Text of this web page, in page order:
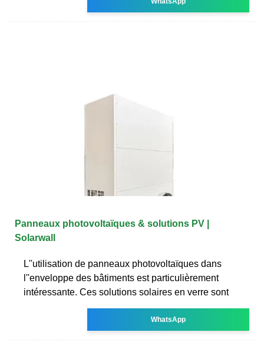
Panneaux photovoltaïques & solutions PV |
Solarwall
L''utilisation de panneaux photovoltaïques dans
l''enveloppe des bâtiments est particulièrement
intéressante. Ces solutions solaires en verre sont
WhatsApp